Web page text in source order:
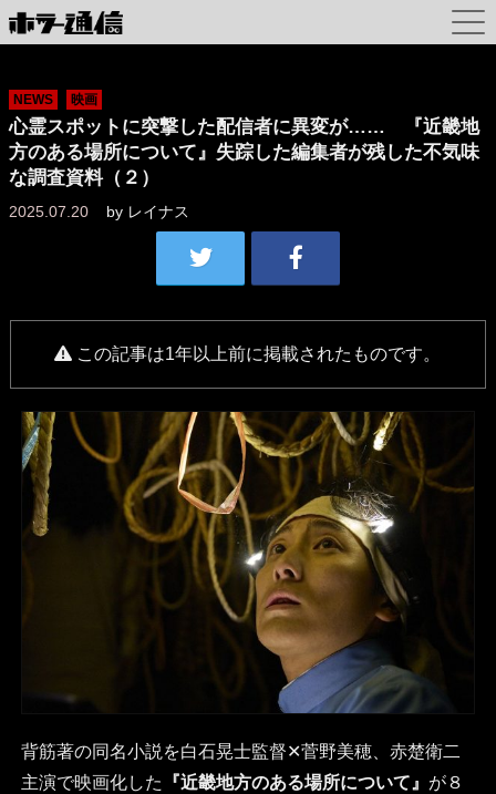
NEWS 映画
心霊スポットに突撃した配信者に異変が…… 『近畿地
方のある場所について』失踪した編集者が残した不気味
な調査資料（２）
2025.07.20 by レイナス
この記事は1年以上前に掲載されたものです。
背筋著の同名小説を白石晃士監督✕菅野美穂、赤楚衛二
主演で映画化した
『近畿地方のある場所について』 が８